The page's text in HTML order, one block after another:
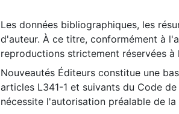
Les données bibliographiques, les
d'auteur. À ce titre, conformément à
reproductions strictement réservées
Nouveautés Éditeurs constitue une
articles L341-1 et suivants du Code
nécessite l'autorisation préalable de la